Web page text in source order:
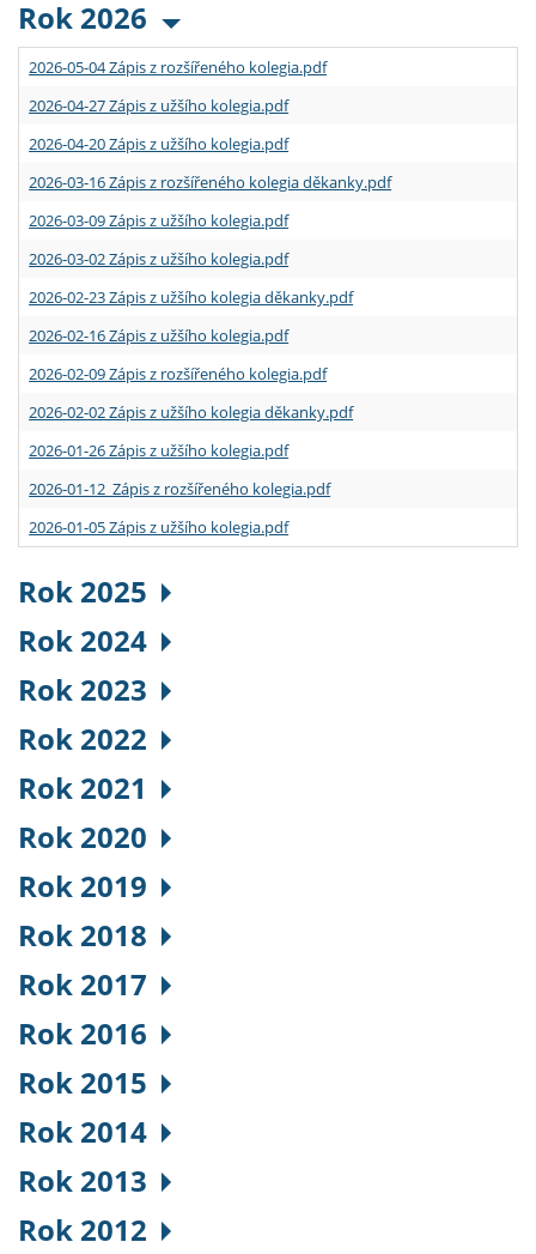
Rok 2026
2026-05-04 Zápis z rozšířeného kolegia.pdf
2026-04-27 Zápis z užšího kolegia.pdf
2026-04-20 Zápis z užšího kolegia.pdf
2026-03-16 Zápis z rozšířeného kolegia děkanky.pdf
2026-03-09 Zápis z užšího kolegia.pdf
2026-03-02 Zápis z užšího kolegia.pdf
2026-02-23 Zápis z užšího kolegia děkanky.pdf
2026-02-16 Zápis z užšího kolegia.pdf
2026-02-09 Zápis z rozšířeného kolegia.pdf
2026-02-02 Zápis z užšího kolegia děkanky.pdf
2026-01-26 Zápis z užšího kolegia.pdf
2026-01-12 Zápis z rozšířeného kolegia.pdf
2026-01-05 Zápis z užšího kolegia.pdf
Rok 2025
Rok 2024
Rok 2023
Rok 2022
Rok 2021
Rok 2020
Rok 2019
Rok 2018
Rok 2017
Rok 2016
Rok 2015
Rok 2014
Rok 2013
Rok 2012